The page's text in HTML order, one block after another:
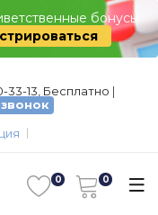
бонусы
33-13, Бесплатно |